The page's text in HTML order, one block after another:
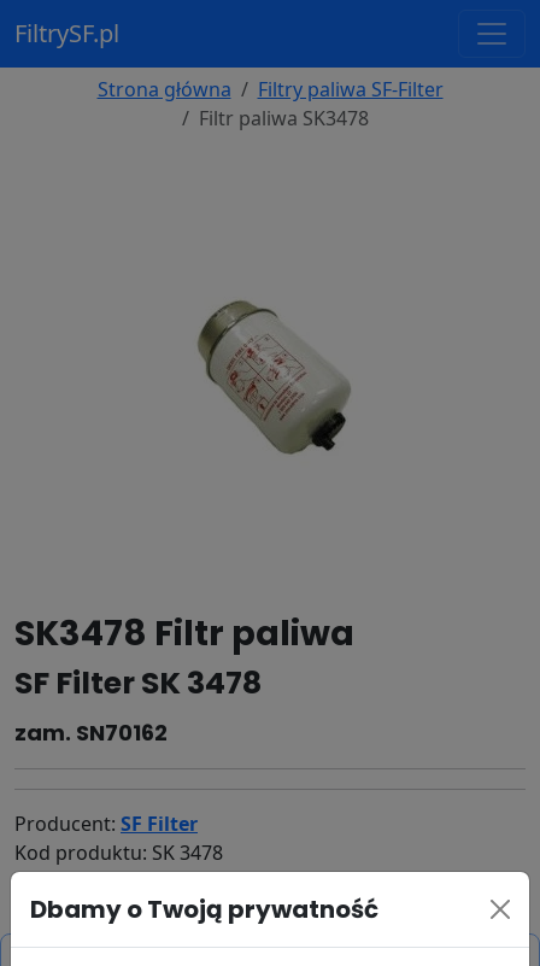
FiltrySF.pl
Strona główna
Filtry paliwa SF-Filter
Filtr paliwa SK3478
SK3478 Filtr paliwa
SF Filter SK 3478
zam. SN70162
Producent: SF Filter
Kod produktu: SK 3478
110.57 zł brutto
zapytaj o dostępność - emailkontakt@filtrysf.pl
Dbamy o Twoją prywatność